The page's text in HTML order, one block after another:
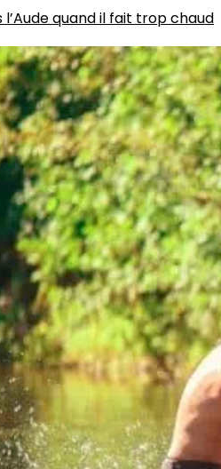
l’Aude quand il fait trop chaud